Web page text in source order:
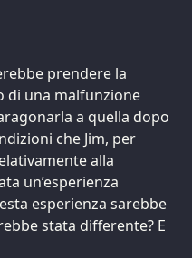
prendere la
di una malfunzione
a quella dopo
che Jim, per
alla
un’esperienza
esperienza sarebbe
stata differente? E